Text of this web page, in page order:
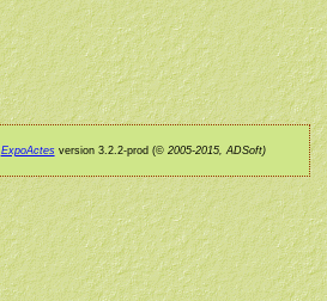
ExpoActesversion 3.2.2-prod (©2005-2015, ADSoft)